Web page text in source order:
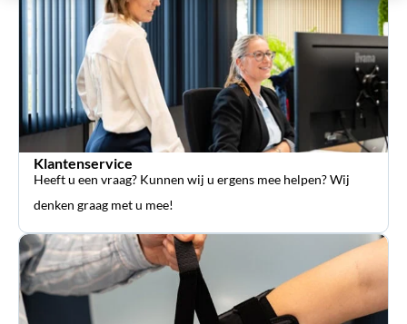
Klantenservice
Heeft u een vraag? Kunnen wij u ergens mee helpen? Wij
denken graag met u mee!